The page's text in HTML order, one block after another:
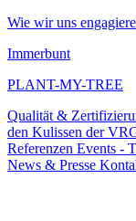
Wie wir uns
Immerbunt
PLANT-MY-TREE
Qualität &
den Kulissen der
Referenzen Events -
News & Presse